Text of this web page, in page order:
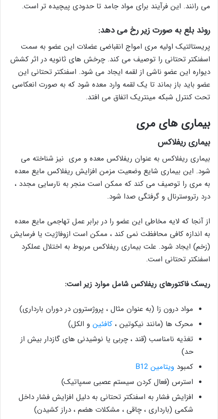
می رانند. این فرآیند برای مواد جامد تا حدودی پیچیده تر است.
روند بلع به صورت زیر رخ می دهد:
پریستالتیک اولیه مری امواج انقباضی عضلات این عضو به سمت
اسفنکتر تحتانی را توصیف می کند. چرخش های ثانویه در اثر کشش
دیواره این عضو ناشی از لقمه ایجاد می شود. اسفنکتر تحتانی این
عضو باید باز بماند تا یک لقمه وارد معده شود که به صورت انعکاسی
تحت کنترل شبکه مینتریک اتفاق می افتد.
بیماری های مری
بیماری ریفلاکس
بیماری ریفلاکس به عنوان ریفلاکس معده و مری نیز شناخته می
شود. این بیماری شایع وضعیت مزمن افزایش ریفلاکس مایع معده
به مری را توصیف می کند که ممکن است منجر به نارسایی مجدد ،
درد رتروسترنال و گرفتگی صدا شود.
از آنجا که لایه مخاطی این عضو را در برابر عمل تهاجمی مایع معده
به اندازه کافی محافظت نمی کند ، ممکن است ازوفاژیت یا فرسایش
(زخم) ایجاد شود. علت بیماری ریفلاکس مربوط به اختلال عملکرد
اسفنکتر تحتانی است.
ریسک فاکتورهای ریفلاکس شامل موارد زیر است:
مواد درون زا (به عنوان مثال ، پروژسترون در دوران بارداری)
محرک ها (مانند نیکوتین ، کافئین و الکل)
تغذیه نامناسب (قند ، چربی یا نوشیدنی های گازدار بیش از
حد)
کمبود ویتامین B12
استرس (فعال کردن سیستم عصبی سمپاتیک)
افزایش فشار به اسفنکتر تحتانی به دلیل افزایش فشار داخل
شکمی (بارداری ، چاقی ، مشکلات هضم ، دراز کشیدن)